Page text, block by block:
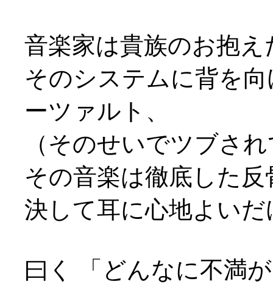
音楽家は貴族のお抱
そのシステムに背を
ーツァルト、
（そのせいでツブさ
その音楽は徹底した
決して耳に心地よい
曰く 「どんなに不満